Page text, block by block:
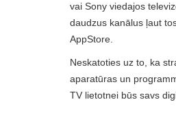
vai Sony viedajos
daudzus kanālus ļaut
AppStore.
Neskatoties uz to, ka
aparatūras un
TV lietotnei būs savs